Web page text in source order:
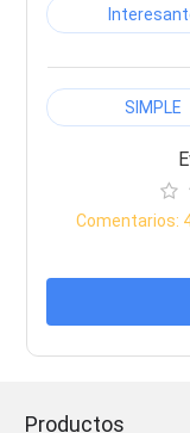
SIMPLE
Comentarios:
Productos